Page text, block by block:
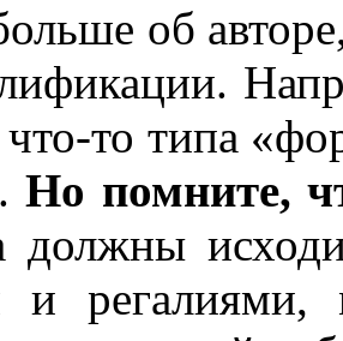
об
что-то типа
Но помните,
должны
и